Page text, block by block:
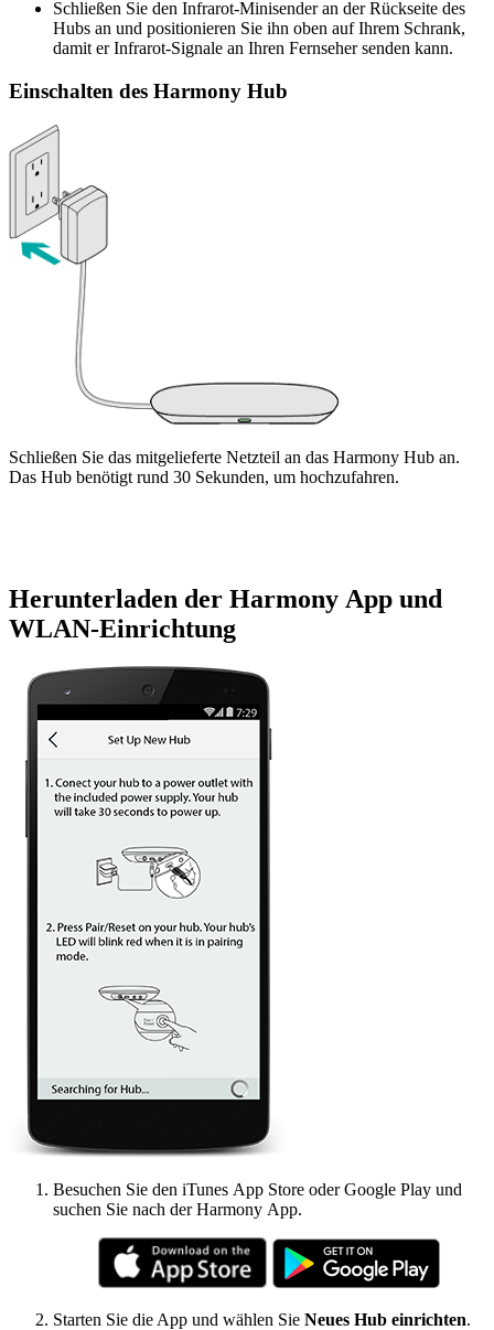
Schließen Sie den Infrarot-Minisender an der Rückseite des
Hubs an und positionieren Sie ihn oben auf Ihrem Schrank,
damit er Infrarot-Signale an Ihren Fernseher senden kann.
Einschalten des Harmony Hub
Schließen Sie das mitgelieferte Netzteil an das Harmony Hub an.
Das Hub benötigt rund 30 Sekunden, um hochzufahren.
Herunterladen der Harmony App und
WLAN-Einrichtung
Besuchen Sie den iTunes App Store oder Google Play und
suchen Sie nach der Harmony App.
Starten Sie die App und wählen Sie Neues Hub einrichten.